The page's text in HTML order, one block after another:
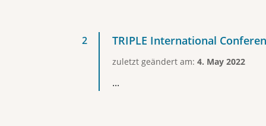
TRIPLE International
zuletzt geändert am: 4. May 2022
...